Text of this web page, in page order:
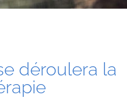
déroulera la